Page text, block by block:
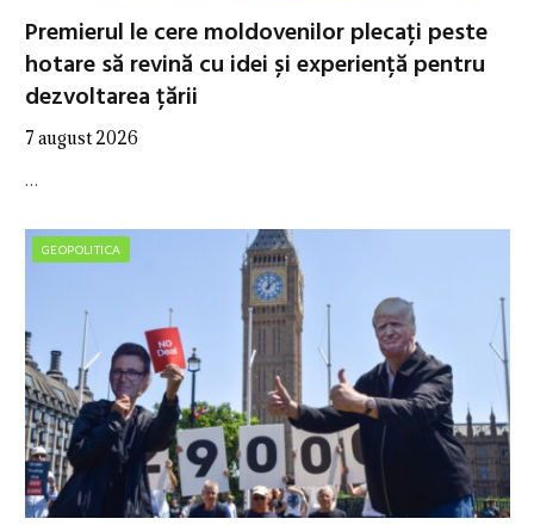
Premierul le cere moldovenilor plecați peste
hotare să revină cu idei și experiență pentru
dezvoltarea țării
7 august 2026
…
GEOPOLITICA